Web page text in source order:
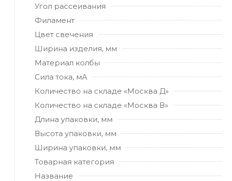
Угол рассеивания
Филамент
Цвет свечения
Ширина изделия, мм
Материал колбы
Сила тока, мА
Количество на складе «Москва Д»
Количество на складе «Москва В»
Длина упаковки, мм
Высота упаковки, мм
Ширина упаковки, мм
Товарная категория
Название